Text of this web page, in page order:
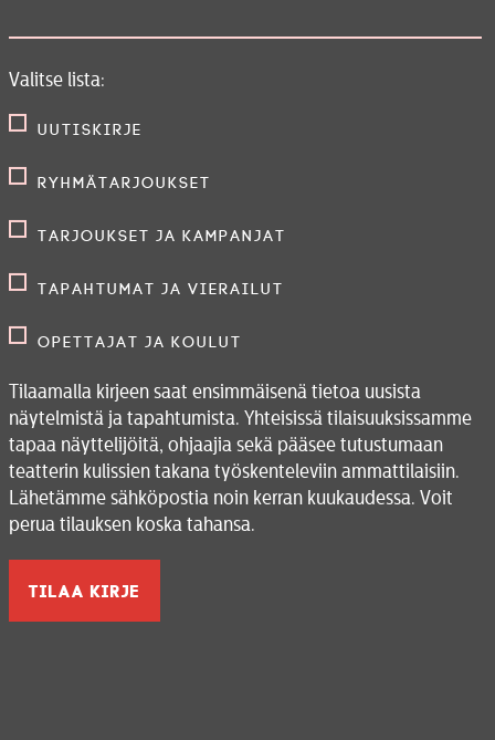
Valitse lista:
Uutiskirje
Ryhmätarjoukset
Tarjoukset ja kampanjat
Tapahtumat ja vierailut
Opettajat ja koulut
Tilaamalla kirjeen saat ensimmäisenä tietoa uusista
näytelmistä ja tapahtumista. Yhteisissä tilaisuuksissamme
tapaa näyttelijöitä, ohjaajia sekä pääsee tutustumaan
teatterin kulissien takana työskenteleviin ammattilaisiin.
Lähetämme sähköpostia noin kerran kuukaudessa. Voit
perua tilauksen koska tahansa.